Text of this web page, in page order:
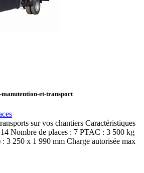
et-transport
sur vos chantiers Caractéristiques
Nombre de places : 7 PTAC : 3 500 kg
3 250 x 1 990 mm Charge autorisée max